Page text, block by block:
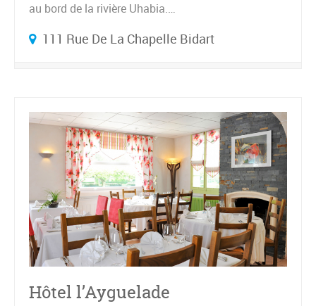
au bord de la rivière Uhabia.…
111 Rue De La Chapelle Bidart
Hôtel l’Ayguelade